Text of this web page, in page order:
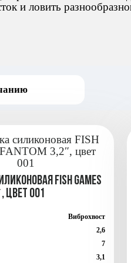
и ловить
FISH GAMES
цвет 001
Виброхвост
2,6
7
3,1